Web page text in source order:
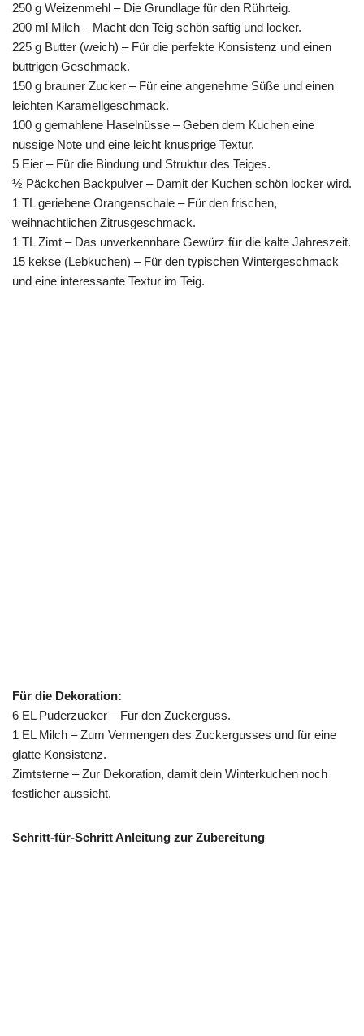
250 g Weizenmehl – Die Grundlage für den Rührteig.
200 ml Milch – Macht den Teig schön saftig und locker.
225 g Butter (weich) – Für die perfekte Konsistenz und einen
buttrigen Geschmack.
150 g brauner Zucker – Für eine angenehme Süße und einen
leichten Karamellgeschmack.
100 g gemahlene Haselnüsse – Geben dem Kuchen eine
nussige Note und eine leicht knusprige Textur.
5 Eier – Für die Bindung und Struktur des Teiges.
½ Päckchen Backpulver – Damit der Kuchen schön locker wird.
1 TL geriebene Orangenschale – Für den frischen,
weihnachtlichen Zitrusgeschmack.
1 TL Zimt – Das unverkennbare Gewürz für die kalte Jahreszeit.
15 kekse (Lebkuchen) – Für den typischen Wintergeschmack
und eine interessante Textur im Teig.
Für die Dekoration:
6 EL Puderzucker – Für den Zuckerguss.
1 EL Milch – Zum Vermengen des Zuckergusses und für eine
glatte Konsistenz.
Zimtsterne – Zur Dekoration, damit dein Winterkuchen noch
festlicher aussieht.
Schritt-für-Schritt Anleitung zur Zubereitung